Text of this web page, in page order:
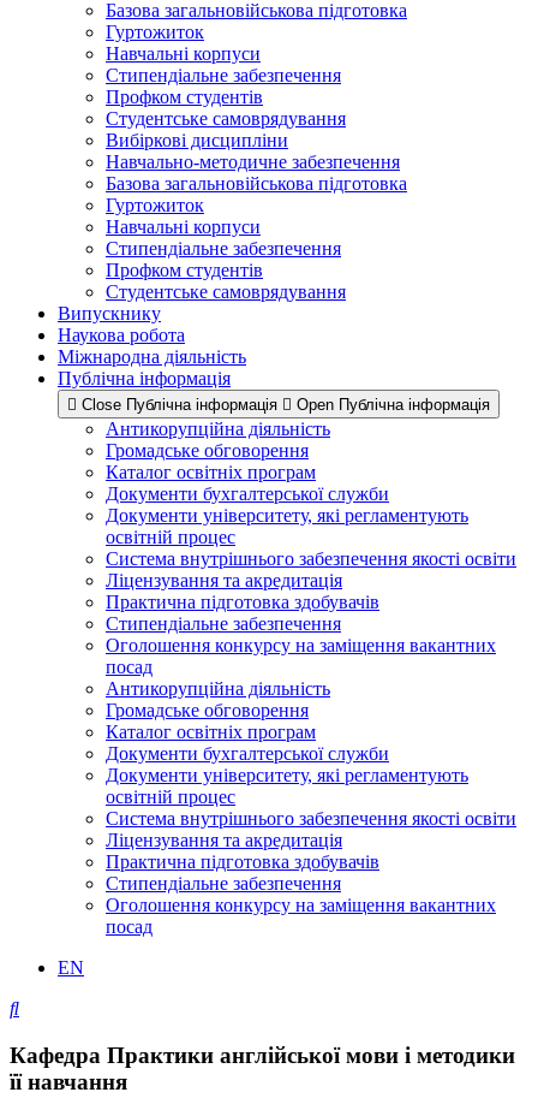
Базова загальновійськова підготовка
Гуртожиток
Навчальні корпуси
Стипендіальне забезпечення
Профком студентів
Студентське самоврядування
Вибіркові дисципліни
Навчально-методичне забезпечення
Базова загальновійськова підготовка
Гуртожиток
Навчальні корпуси
Стипендіальне забезпечення
Профком студентів
Студентське самоврядування
Випускнику
Наукова робота
Міжнародна діяльність
Публічна інформація
Close Публічна інформація Open Публічна інформація
Антикорупційна діяльність
Громадське обговорення
Каталог освітніх програм
Документи бухгалтерської служби
Документи університету, які регламентують
освітній процес
Система внутрішнього забезпечення якості освіти
Ліцензування та акредитація
Практична підготовка здобувачів
Стипендіальне забезпечення
Оголошення конкурсу на заміщення вакантних
посад
Антикорупційна діяльність
Громадське обговорення
Каталог освітніх програм
Документи бухгалтерської служби
Документи університету, які регламентують
освітній процес
Система внутрішнього забезпечення якості освіти
Ліцензування та акредитація
Практична підготовка здобувачів
Стипендіальне забезпечення
Оголошення конкурсу на заміщення вакантних
посад
EN
Кафедра Практики англійської мови і методики
її навчання